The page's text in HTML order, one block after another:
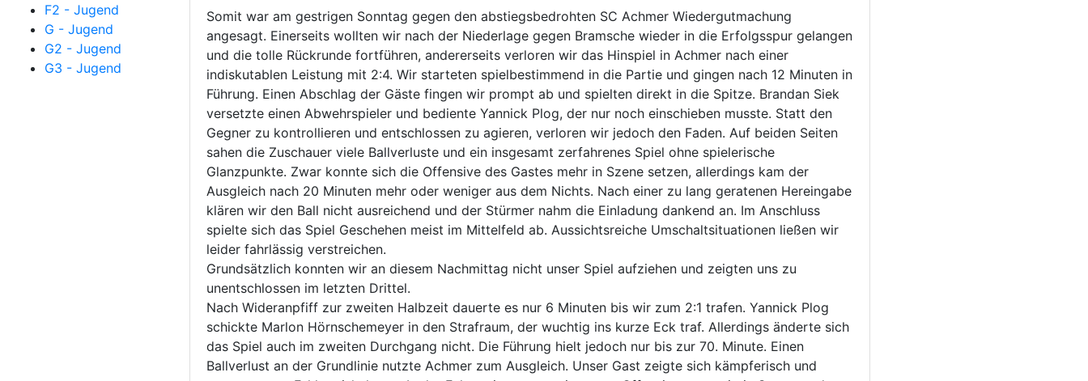
F2 - Jugend
G - Jugend
G2 - Jugend
G3 - Jugend
Somit war am gestrigen Sonntag gegen den abstiegsbedrohten SC Achmer Wiedergutmachung
angesagt. Einerseits wollten wir nach der Niederlage gegen Bramsche wieder in die Erfolgsspur gelangen
und die tolle Rückrunde fortführen, andererseits verloren wir das Hinspiel in Achmer nach einer
indiskutablen Leistung mit 2:4. Wir starteten spielbestimmend in die Partie und gingen nach 12 Minuten in
Führung. Einen Abschlag der Gäste fingen wir prompt ab und spielten direkt in die Spitze. Brandan Siek
versetzte einen Abwehrspieler und bediente Yannick Plog, der nur noch einschieben musste. Statt den
Gegner zu kontrollieren und entschlossen zu agieren, verloren wir jedoch den Faden. Auf beiden Seiten
sahen die Zuschauer viele Ballverluste und ein insgesamt zerfahrenes Spiel ohne spielerische
Glanzpunkte. Zwar konnte sich die Offensive des Gastes mehr in Szene setzen, allerdings kam der
Ausgleich nach 20 Minuten mehr oder weniger aus dem Nichts. Nach einer zu lang geratenen Hereingabe
klären wir den Ball nicht ausreichend und der Stürmer nahm die Einladung dankend an. Im Anschluss
spielte sich das Spiel Geschehen meist im Mittelfeld ab. Aussichtsreiche Umschaltsituationen ließen wir
leider fahrlässig verstreichen.
Grundsätzlich konnten wir an diesem Nachmittag nicht unser Spiel aufziehen und zeigten uns zu
unentschlossen im letzten Drittel.
Nach Wideranpfiff zur zweiten Halbzeit dauerte es nur 6 Minuten bis wir zum 2:1 trafen. Yannick Plog
schickte Marlon Hörnschemeyer in den Strafraum, der wuchtig ins kurze Eck traf. Allerdings änderte sich
das Spiel auch im zweiten Durchgang nicht. Die Führung hielt jedoch nur bis zur 70. Minute. Einen
Ballverlust an der Grundlinie nutzte Achmer zum Ausgleich. Unser Gast zeigte sich kämpferisch und